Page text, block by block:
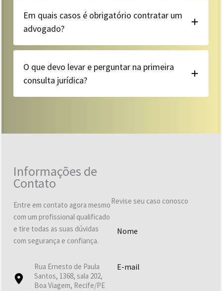
Em quais casos é obrigatório contratar um
advogado?
O que devo levar e perguntar na primeira
consulta jurídica?
Informações de
Contato
Entre em contato agora mesmo
com um profissional qualificado
e tire todas as suas dúvidas
com segurança e confiança.
Rua Ernesto de Paula
Santos, 1368, sala 202,
Boa Viagem, Recife/PE
Revise seu caso conosco